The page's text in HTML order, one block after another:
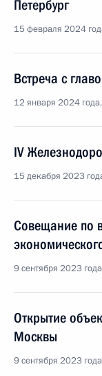
Петербург
15 февраля 2024
Встреча с
12 января 2024
IV
15 декабря 2023
Совещание по
9 сентября 2023
Открытие
Москвы
9 сентября 2023